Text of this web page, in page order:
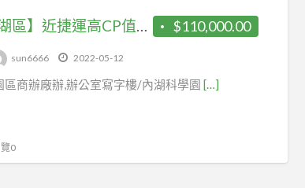
$110,000.00
【台北市內湖區】近捷運高CP值一樓辦公室/使用坪數大
sun6666 2022-05-12
區商辦廠辦,辦公室寫字樓/內湖科學園 […]
0